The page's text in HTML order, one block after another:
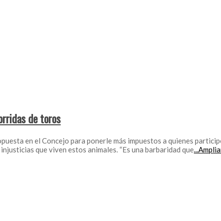
de toros
en el Concejo para ponerle más impuestos a quienes
que viven estos animales. “Es una barbaridad que